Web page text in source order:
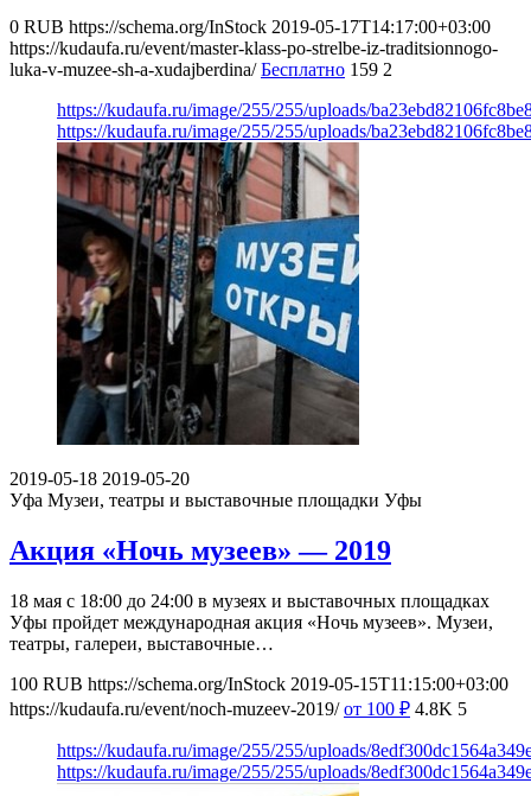
0 RUB https://schema.org/InStock 2019-05-17T14:17:00+03:00
https://kudaufa.ru/event/master-klass-po-strelbe-iz-traditsionnogo-
luka-v-muzee-sh-a-xudajberdina/ Бесплатно 159 2
https://kudaufa.ru/image/255/255/uploads/
https://kudaufa.ru/image/255/255/uploads/
2019-05-18 2019-05-20
Уфа Музеи, театры и выставочные площадки Уфы
Акция «Ночь музеев» — 2019
18 мая с 18:00 до 24:00 в музеях и выставочных площадках
Уфы пройдет международная акция «Ночь музеев». Музеи,
театры, галереи, выставочные…
100 RUB https://schema.org/InStock 2019-05-15T11:15:00+03:00
https://kudaufa.ru/event/noch-muzeev-2019/ от 100 ₽ 4.8K 5
https://kudaufa.ru/image/255/255/uploads/
https://kudaufa.ru/image/255/255/uploads/